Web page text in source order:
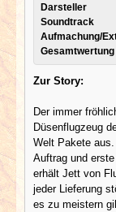
Darsteller
Soundtrack
Aufmachung/
Gesamtwertung
Zur Story:
Der immer
Düsenflugzeug
Welt Pakete aus.
Auftrag und
erhält Jett von
jeder Lieferung
es zu meistern